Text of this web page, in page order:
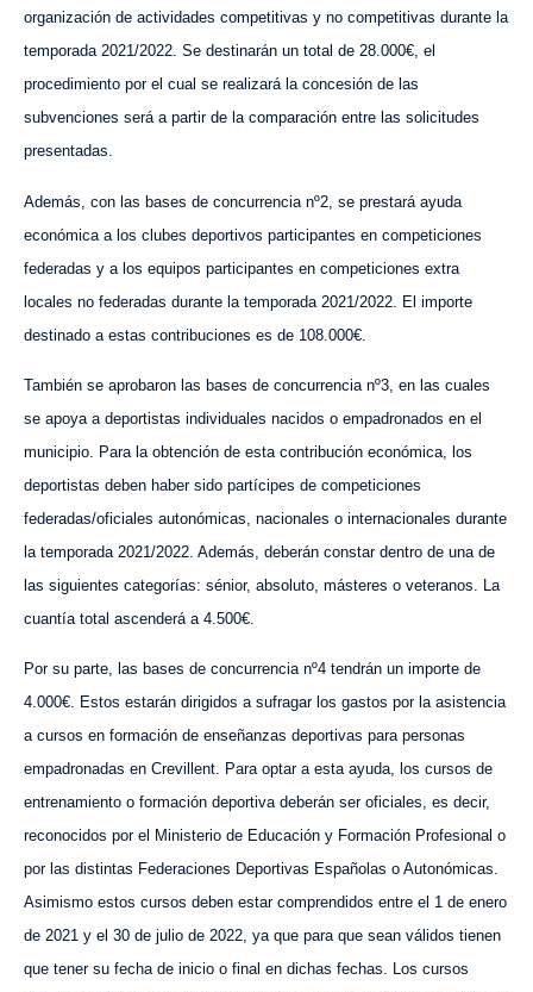
organización de actividades competitivas y no competitivas durante la
temporada 2021/2022. Se destinarán un total de 28.000€, el
procedimiento por el cual se realizará la concesión de las
subvenciones será a partir de la comparación entre las solicitudes
presentadas.
Además, con las bases de concurrencia nº2, se prestará ayuda
económica a los clubes deportivos participantes en competiciones
federadas y a los equipos participantes en competiciones extra
locales no federadas durante la temporada 2021/2022. El importe
destinado a estas contribuciones es de 108.000€.
También se aprobaron las bases de concurrencia nº3, en las cuales
se apoya a deportistas individuales nacidos o empadronados en el
municipio. Para la obtención de esta contribución económica, los
deportistas deben haber sido partícipes de competiciones
federadas/oficiales autonómicas, nacionales o internacionales durante
la temporada 2021/2022. Además, deberán constar dentro de una de
las siguientes categorías: sénior, absoluto, másteres o veteranos. La
cuantía total ascenderá a 4.500€.
Por su parte, las bases de concurrencia nº4 tendrán un importe de
4.000€. Estos estarán dirigidos a sufragar los gastos por la asistencia
a cursos en formación de enseñanzas deportivas para personas
empadronadas en Crevillent. Para optar a esta ayuda, los cursos de
entrenamiento o formación deportiva deberán ser oficiales, es decir,
reconocidos por el Ministerio de Educación y Formación Profesional o
por las distintas Federaciones Deportivas Españolas o Autonómicas.
Asimismo estos cursos deben estar comprendidos entre el 1 de enero
de 2021 y el 30 de julio de 2022, ya que para que sean válidos tienen
que tener su fecha de inicio o final en dichas fechas. Los cursos